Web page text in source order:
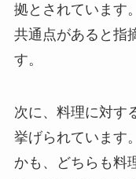
拠とされています
共通点があると指
す。
次に、料理に対す
挙げられています
かも、どちらも料